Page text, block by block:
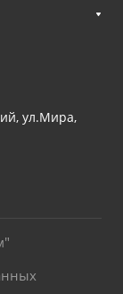
ул.Мира,